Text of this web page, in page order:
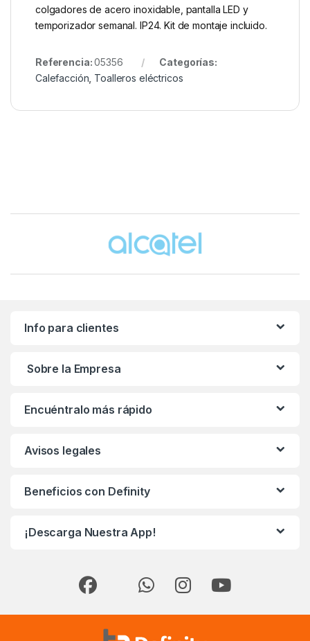
colgadores de acero inoxidable, pantalla LED y
temporizador semanal. IP24. Kit de montaje incluido.
Referencia:05356
Categorías:
Calefacción Toalleros eléctricos
Info para clientes
Sobre la Empresa
Encuéntralo más rápido
Avisos legales
Beneficios con Definity
¡Descarga Nuestra App!